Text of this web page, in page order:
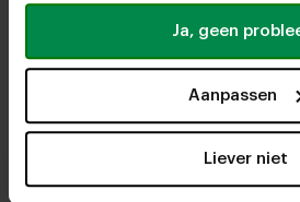
Ja, geen
Aanpassen
Liever niet
In onze woonwinkels kun je
interieuradvies, stof- en
designs te bekijken. We helpen
samenstellen van jouw meubel.